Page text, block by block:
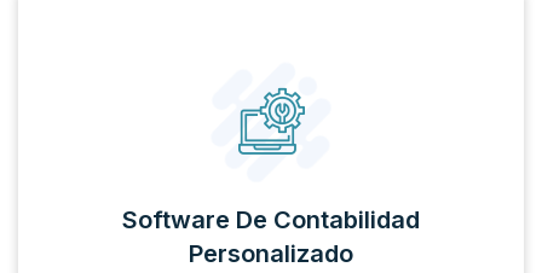
Software De Contabilidad
Personalizado